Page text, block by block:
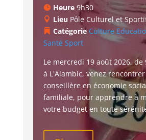
Heure 9h30
Lieu Pôle Culturel et
Catégorie Culture
Santé Sport
Le mercredi 19 août 2026,
à L'Alambic, venez
conseillère en économie
familiale, pour apprendre à
votre budget en toute